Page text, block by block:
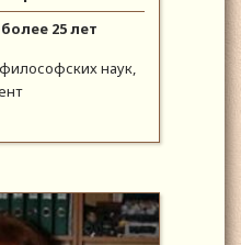
25 лет
наук,